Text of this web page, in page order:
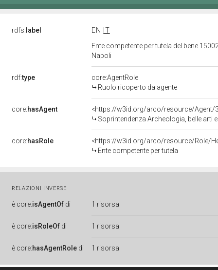
rdfs: label EN
IT
Ente competente per tutela del bene
Napoli
rdf:type
core:AgentRole
Ruolo ricoperto da agente
core:hasAgent
<https://w3id.org/arco/resource/
Soprintendenza Archeologia, belle arti
core:hasRole
<https://w3id.org/arco/resource/Role/
Ente competente per tutela
RELAZIONI INVERSE
è core:isAgentOf di 1 risorsa
è core:isRoleOf di 1 risorsa
è core:hasAgentRole di 1 risorsa